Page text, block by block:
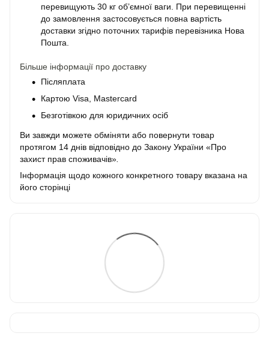
перевищують 30 кг об’ємної ваги. При перевищенні
до замовлення застосовується повна вартість
доставки згідно поточних тарифів перевізника Нова
Пошта.
Більше інформації про доставку
Післяплата
Картою Visa, Mastercard
Безготівкою для юридичних осіб
Ви завжди можете обміняти або повернути товар
протягом 14 днів відповідно до Закону України «Про
захист прав споживачів»
Інформація щодо кожного конкретного товару вказана на
його сторінці